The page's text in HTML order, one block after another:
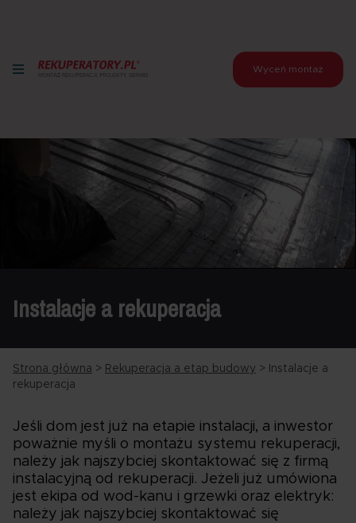
Wyceń montaż
Instalacje a rekuperacja
Strona główna > Rekuperacja a etap budowy >
Instalacje a
rekuperacja
Jeśli dom jest już na etapie instalacji, a inwestor
poważnie myśli o montażu systemu rekuperacji,
należy jak najszybciej skontaktować się z firmą
instalacyjną od rekuperacji. Jeżeli już umówiona
jest ekipa od wod-kanu i grzewki oraz elektryk:
należy jak najszybciej skontaktować się